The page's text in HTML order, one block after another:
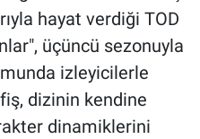
hayat verdiği TOD
üçüncü sezonuyla
izleyicilerle
dizinin kendine
dinamiklerini